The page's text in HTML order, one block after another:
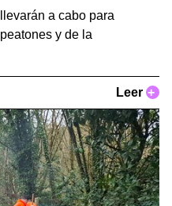
a cabo para
y de la
Leer +